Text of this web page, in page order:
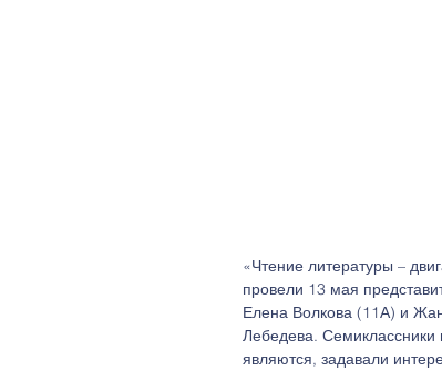
«Чтение литературы –
провели 13 мая
Елена Волкова (11А) и
Лебедева.
являются, задавали